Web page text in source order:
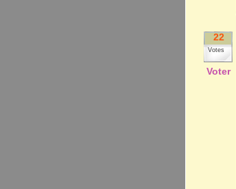
22
Votes
Voter